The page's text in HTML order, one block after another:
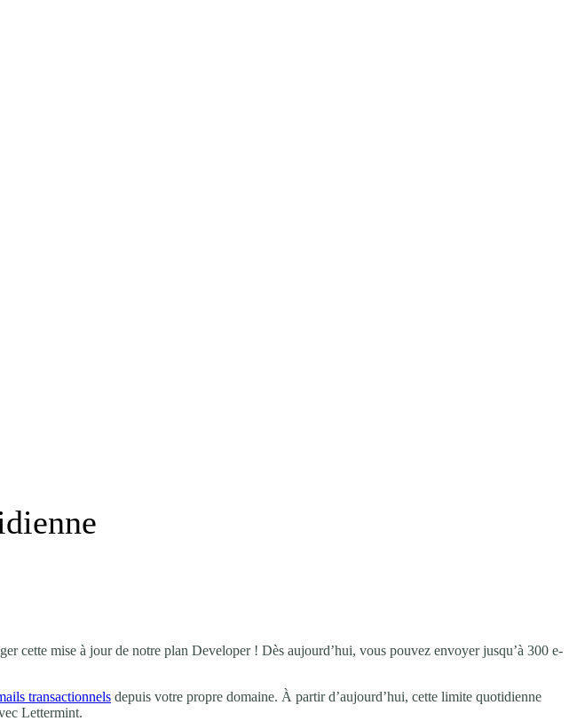
cette mise à jour de notre plan Developer ! Dès aujourd’hui, vous pouvez envoyer jusqu’à 300 e-
transactionnels depuis votre propre domaine. À partir d’aujourd’hui, cette limite quotidienne
Lettermint.